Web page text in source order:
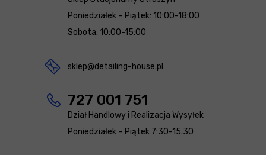
Poniedziałek – Piątek: 10:00-18:00
Sobota: 10:00-15:00
sklep@detailing-house.pl
727 001 751
Dział Handlowy i Realizacja Wysyłek
Poniedziałek – Piątek 7:30-15.30